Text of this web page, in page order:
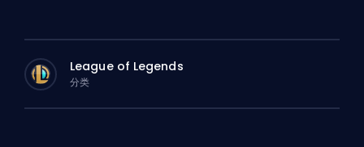
League of Legends
分类